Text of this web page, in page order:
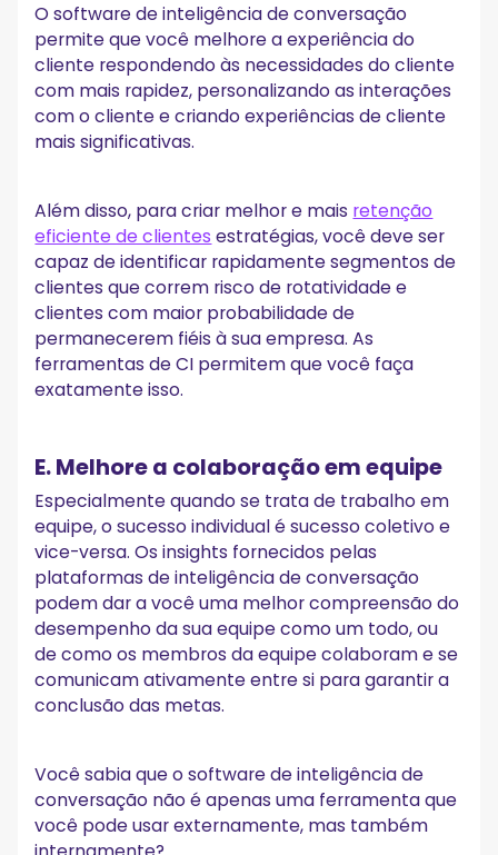
O software de inteligência de conversação
permite que você melhore a experiência do
cliente respondendo às necessidades do cliente
com mais rapidez, personalizando as interações
com o cliente e criando experiências de cliente
mais significativas.
Além disso, para criar melhor e mais retenção
eficiente de clientes estratégias, você deve ser
capaz de identificar rapidamente segmentos de
clientes que correm risco de rotatividade e
clientes com maior probabilidade de
permanecerem fiéis à sua empresa. As
ferramentas de CI permitem que você faça
exatamente isso.
E. Melhore a colaboração em equipe
Especialmente quando se trata de trabalho em
equipe, o sucesso individual é sucesso coletivo e
vice-versa. Os insights fornecidos pelas
plataformas de inteligência de conversação
podem dar a você uma melhor compreensão do
desempenho da sua equipe como um todo, ou
de como os membros da equipe colaboram e se
comunicam ativamente entre si para garantir a
conclusão das metas.
Você sabia que o software de inteligência de
conversação não é apenas uma ferramenta que
você pode usar externamente, mas também